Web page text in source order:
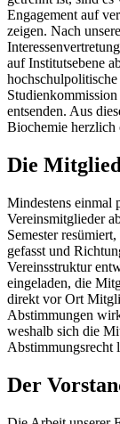
Engagement auf
zeigen. Nach
auf Institutsebene
entsenden. Aus
Biochemie herzlich
Die
Mindestens einmal
Vereinsmitglieder
Semester
gefasst und
Vereinsstruktur
eingeladen, die
direkt vor Ort
Abstimmungen
weshalb sich die
Abstimmungsrecht
Der